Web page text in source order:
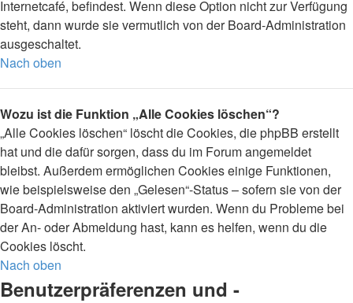
Internetcafé, befindest. Wenn diese Option nicht zur Verfügung
steht, dann wurde sie vermutlich von der Board-Administration
ausgeschaltet.
Nach oben
Wozu ist die Funktion „Alle Cookies löschen“?
„Alle Cookies löschen“ löscht die Cookies, die phpBB erstellt
hat und die dafür sorgen, dass du im Forum angemeldet
bleibst. Außerdem ermöglichen Cookies einige Funktionen,
wie beispielsweise den „Gelesen“-Status – sofern sie von der
Board-Administration aktiviert wurden. Wenn du Probleme bei
der An- oder Abmeldung hast, kann es helfen, wenn du die
Cookies löscht.
Nach oben
Benutzerpräferenzen und -